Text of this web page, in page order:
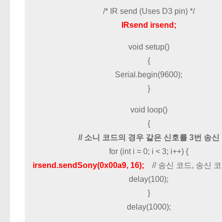
/* IR send (Uses D3 pin) */
IRsend irsend;
void setup()
{
Serial.begin(9600);
}
void loop()
{
// 소니 코드의 경우 같은 신호를 3번 송신
for (int i = 0; i < 3; i++) {
irsend.sendSony(0x00a9, 16);
// 송신 코드, 송신
delay(100);
}
delay(1000);